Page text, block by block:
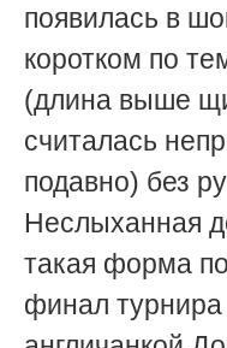
появилась в
коротком по
(длина выше
считалась
подавно) без
Неслыханная
такая форма
финал турнира